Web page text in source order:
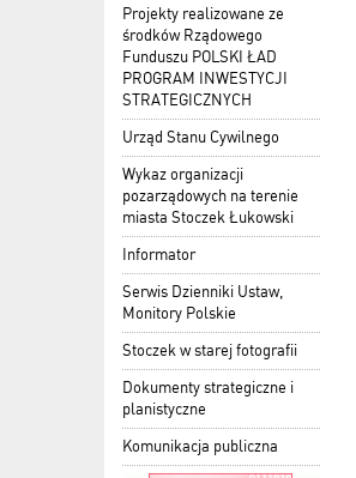
Projekty realizowane ze
środków Rządowego
Funduszu POLSKI ŁAD
PROGRAM INWESTYCJI
STRATEGICZNYCH
Urząd Stanu Cywilnego
Wykaz organizacji
pozarządowych na terenie
miasta Stoczek Łukowski
Informator
Serwis Dzienniki Ustaw,
Monitory Polskie
Stoczek w starej fotografii
Dokumenty strategiczne i
planistyczne
Komunikacja publiczna